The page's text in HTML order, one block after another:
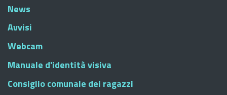
News
Avvisi
Webcam
Manuale d'identità visiva
Consiglio comunale dei ragazzi